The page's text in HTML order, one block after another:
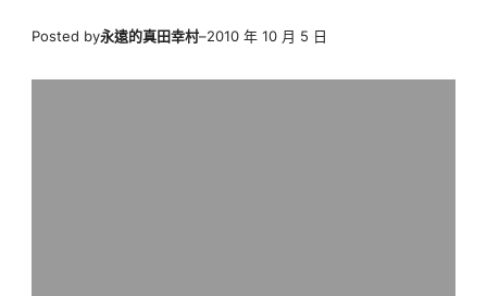
Posted by永遠的真田幸村–2010 年 10 月 5 日